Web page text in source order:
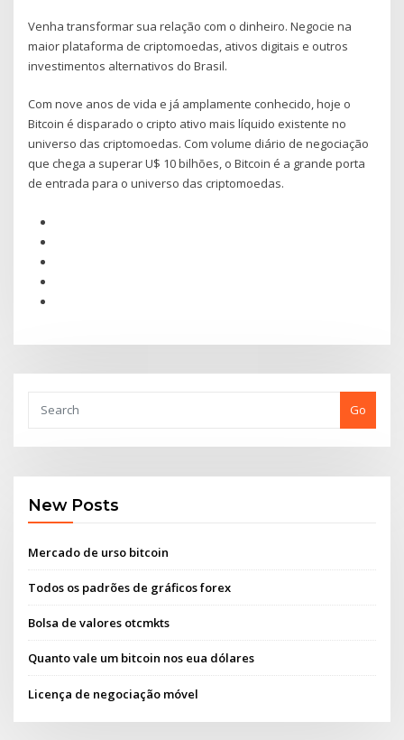
Venha transformar sua relação com o dinheiro. Negocie na
maior plataforma de criptomoedas, ativos digitais e outros
investimentos alternativos do Brasil.
Com nove anos de vida e já amplamente conhecido, hoje o
Bitcoin é disparado o cripto ativo mais líquido existente no
universo das criptomoedas. Com volume diário de negociação
que chega a superar U$ 10 bilhões, o Bitcoin é a grande porta
de entrada para o universo das criptomoedas.
Go
New Posts
Mercado de urso bitcoin
Todos os padrões de gráficos forex
Bolsa de valores otcmkts
Quanto vale um bitcoin nos eua dólares
Licença de negociação móvel